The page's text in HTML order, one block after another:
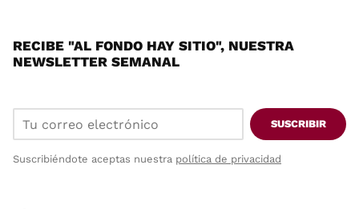
RECIBE "AL FONDO HAY SITIO", NUESTRA
NEWSLETTER SEMANAL
SUSCRIBIR
Suscribiéndote aceptas nuestra política de privacidad